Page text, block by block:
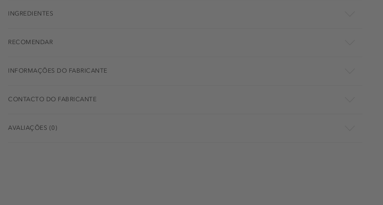
INGREDIENTES
RECOMENDAR
INFORMAÇÕES DO FABRICANTE
CONTACTO DO FABRICANTE
AVALIAÇÕES (0)